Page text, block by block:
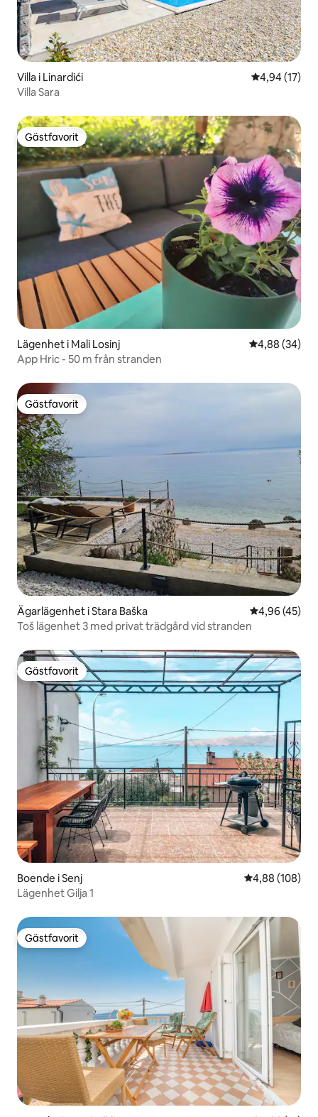
Villa i Linardići 4,94 av 5 i
4,94 (17)
Villa Sara
Gästfavorit
Gästfavorit
Lägenhet i Mali Losinj 4,88 av 5 i
4,88 (34)
App Hric - 50 m från stranden
Gästfavorit
Gästfavorit
Ägarlägenhet i Stara Baška 4,96 av 5 i
4,96 (45)
Toš lägenhet 3 med privat trädgård vid stranden
Gästfavorit
Gästfavorit
Boende i Senj 4,88 av 5 i
4,88 (108)
Lägenhet Gilja 1
Gästfavorit
Gästfavorit